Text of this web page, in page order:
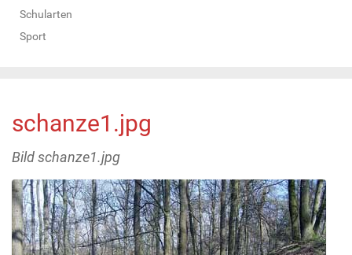
Schularten
Sport
schanze1.jpg
Bild schanze1.jpg